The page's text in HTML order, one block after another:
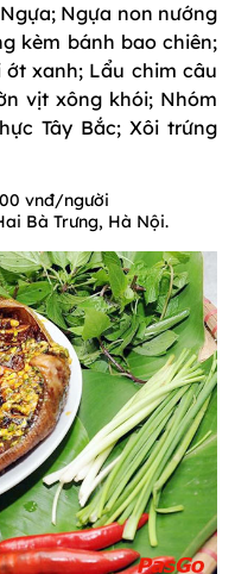
Ngựa non nướng
kèm bánh bao chiên;
xanh; Lẩu chim câu
vịt xông khói; Nhóm
Tây Bắc; Xôi trứng
vnđ/người
Bà Trưng, Hà Nội.